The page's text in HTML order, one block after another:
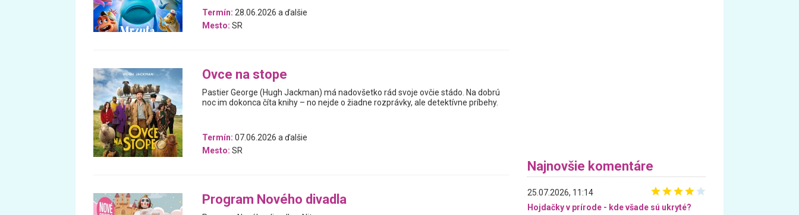
Termín: 28.06.2026 a ďalšie
Mesto: SR
Ovce na stope
Pastier George (Hugh Jackman) má nadovšetko rád svoje ovčie stádo. Na dobrú
noc im dokonca číta knihy – no nejde o žiadne rozprávky, ale detektívne príbehy.
Termín: 07.06.2026 a ďalšie
Mesto: SR
Program Nového divadla
Najnovšie komentáre
25.07.2026, 11:14
Hojdačky v prírode - kde všade sú ukryté?